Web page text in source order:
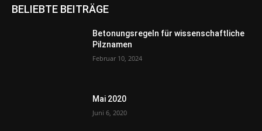
BELIEBTE BEITRÄGE
Betonungsregeln für wissenschaftliche
Pilznamen
Februar 10, 2024
Mai 2020
Juni 6, 2020